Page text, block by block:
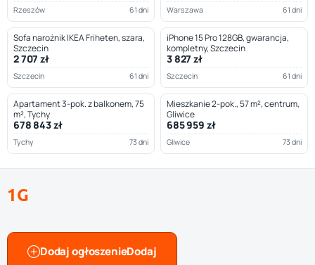
Rzeszów 61 dni Warszawa 61 dni
Sofa narożnik IKEA Friheten, szara,
Szczecin
2 707 zł
Szczecin 61 dni
iPhone 15 Pro 128GB, gwarancja,
kompletny, Szczecin
3 827 zł
Szczecin 61 dni
Apartament 3-pok. z balkonem, 75
m², Tychy
678 843 zł
Tychy 73 dni
Mieszkanie 2-pok., 57 m², centrum,
Gliwice
685 959 zł
Gliwice 73 dni
1G
Dodaj ogłoszenie